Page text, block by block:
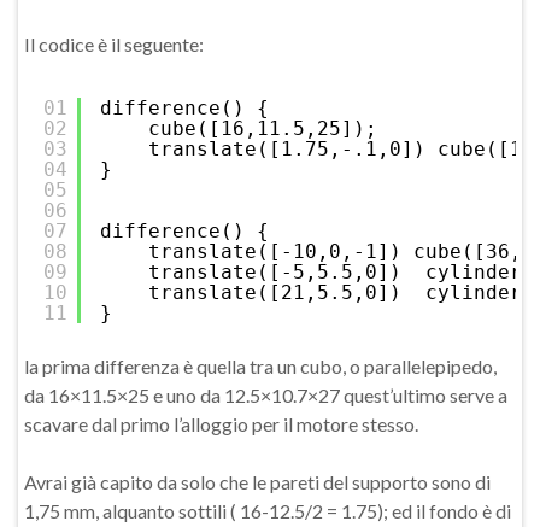
Il codice è il seguente:
01
02
03
04
05
06
07
08
09
10
11
difference() {
cube([16,11.5,25]);
translate([1.75,-.1,0])
}
difference() {
translate([-10,0,-1])
translate([-5,5.5,0])
translate([21,5.5,0])
}
la prima differenza è quella tra un cubo, o parallelepipedo,
da 16×11.5×25 e uno da 12.5×10.7×27 quest’ultimo serve a
scavare dal primo l’alloggio per il motore stesso.
Avrai già capito da solo che le pareti del supporto sono di
1,75 mm, alquanto sottili ( 16-12.5/2 = 1.75); ed il fondo è di